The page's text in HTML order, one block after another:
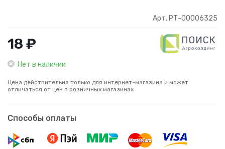
Арт. РТ-00006325
18 ₽
Нет в наличии
Цена действительна только для интернет-магазина и может
отличаться от цен в розничных магазинах
Способы оплаты